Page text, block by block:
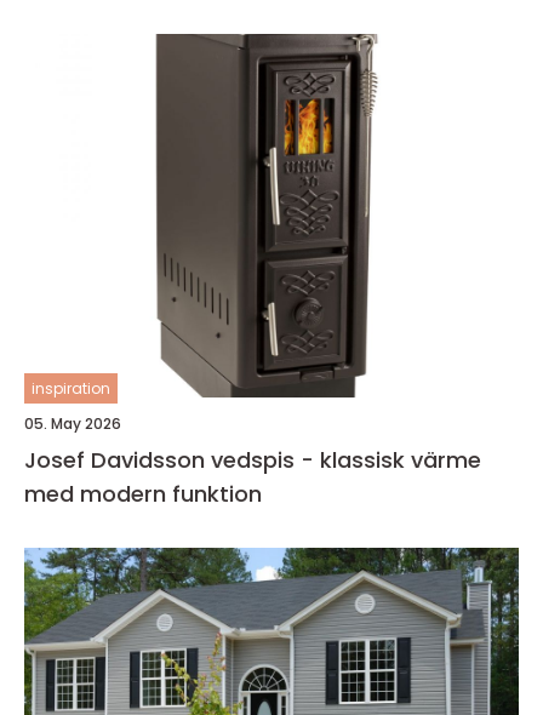
inspiration
05. May 2026
Josef Davidsson vedspis - klassisk värme
med modern funktion